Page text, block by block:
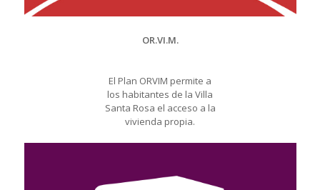
OR.VI.M.
El Plan ORVIM permite a
los habitantes de la Villa
Santa Rosa el acceso a la
vivienda propia.